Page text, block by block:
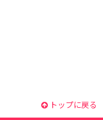
トップに戻る